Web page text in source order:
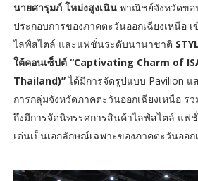
นายศารุมภ์ โหม่งสูงเนิน พาณิชย์จังหวัดขอ
ประกอบการของภาคตะวันออกเฉียงเหนือ
ไลฟ์สไตล์ และแฟชั่นระดับนานาชาติ
ใต้คอนเซ็ปต์ “Captivating Charm of
Thailand)”ได้มีการจัดรูปแบบ Pavilion
การกลุ่มจังหวัดภาคตะวันออกเฉียงเหนือ ร
ถึงมีการจัดนิทรรศการสินค้าไลฟ์สไตล์ แฟ
เด่นเป็นเอกลักษณ์เฉพาะของภาคตะวันออก